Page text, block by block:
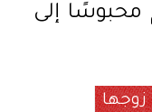
محبوسًا إلى